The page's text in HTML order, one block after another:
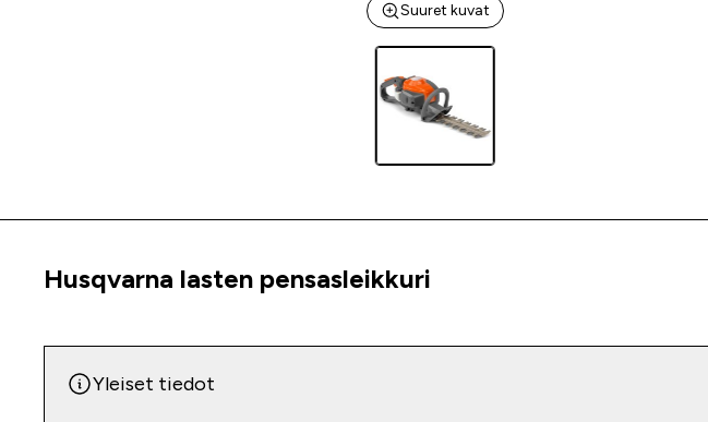
Suuret kuvat
Tuoteinfo
Husqvarna lasten pensasleikkuri
Yleiset tiedot